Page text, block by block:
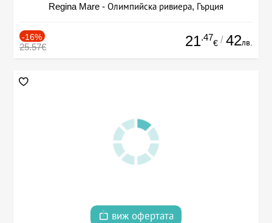
Regina Mare - Олимпийска ривиера, Гърция
-16%
25.57€ 21.47
€ / 42лв.
виж офертата